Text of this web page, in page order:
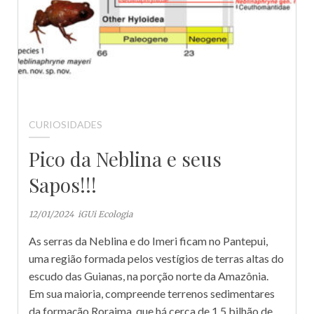
CURIOSIDADES
Pico da Neblina e seus
Sapos!!!
12/01/2024 iGUi Ecologia
As serras da Neblina e do Imeri ficam no Pantepui,
uma região formada pelos vestígios de terras altas do
escudo das Guianas, na porção norte da Amazônia.
Em sua maioria, compreende terrenos sedimentares
da formação Roraima, que há cerca de 1,5 bilhão de